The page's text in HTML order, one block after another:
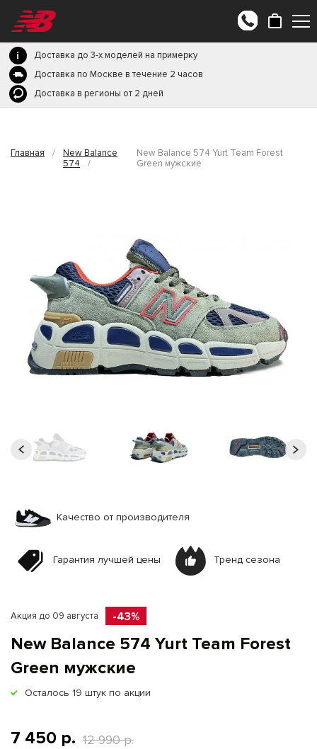
Доставка до 3-х моделей на примерку
Доставка по Москве в течение 2 часов
Доставка в регионы от 2 дней
Главная /
New Balance
574
/
New Balance 574 Yurt Team Forest
Green мужские
Качество от производителя
Гарантия лучшей цены Тренд сезона
Акция до 09 августа -43%
New Balance 574 Yurt Team Forest
Green мужские
Осталось 19 штук по акции
7 450 р. 12 990 р.